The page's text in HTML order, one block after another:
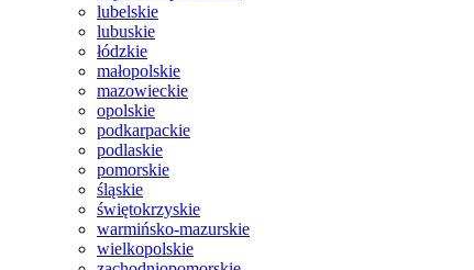
lubelskie
lubuskie
łódzkie
małopolskie
mazowieckie
opolskie
podkarpackie
podlaskie
pomorskie
śląskie
świętokrzyskie
warmińsko-mazurskie
wielkopolskie